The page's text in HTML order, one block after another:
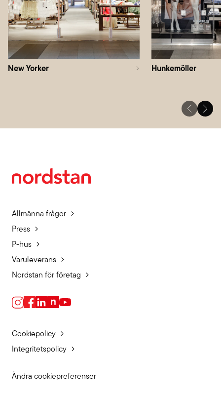
New Yorker Hunkemöller
Allmänna frågor
Press
P-hus
Varuleverans
Nordstan för företag
Cookiepolicy
Integritetspolicy
Ändra cookiepreferenser